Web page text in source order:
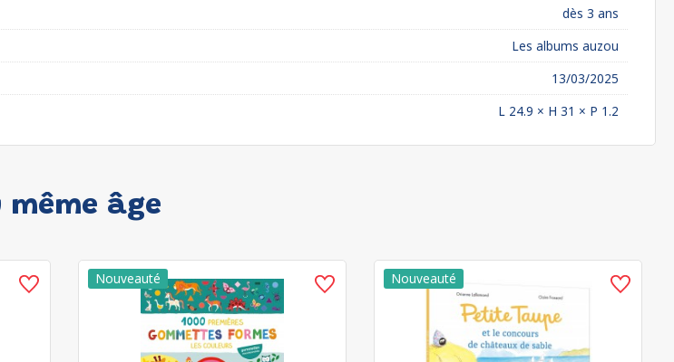
dès 3 ans
Les albums auzou
13/03/2025
L 24.9 × H 31 × P 1.2
même âge